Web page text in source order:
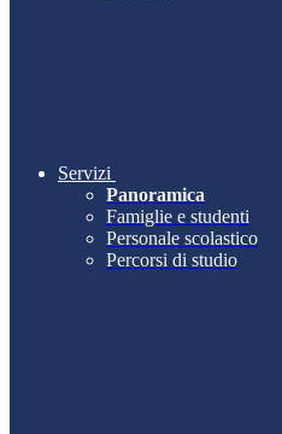
Servizi
Panoramica
Famiglie e studenti
Personale scolastico
Percorsi di studio